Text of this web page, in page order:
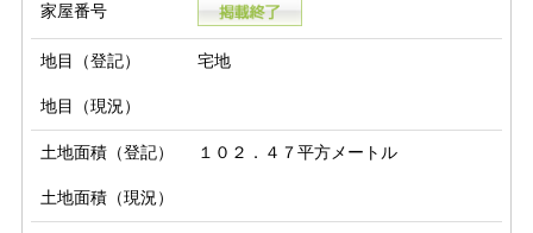
家屋番号
地目（登記） 宅地
地目（現況）
土地面積（登記） １０２．４７平方メートル
土地面積（現況）